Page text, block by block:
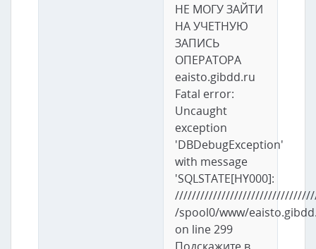
НЕ МОГУ ЗАЙТИ
НА УЧЕТНУЮ
ЗАПИСЬ
ОПЕРАТОРА
eaisto.gibdd.ru
Fatal error:
Uncaught
exception
'DBDebugException'
with message
'SQLSTATE[HY000]:
/spool0/www/
on line 299